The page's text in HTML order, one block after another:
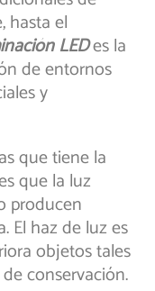
hasta el
LEDes la
de entornos
y
que tiene la
que la luz
producen
El haz de luz es
objetos tales
conservación.